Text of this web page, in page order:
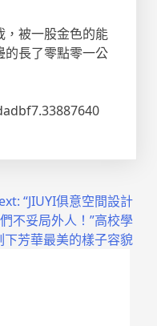
，被一股金色的能
的長了零點零一公
“JIUYI俱意空間設計
不妥局外人！”高校學
下芳華最美的樣子容貌